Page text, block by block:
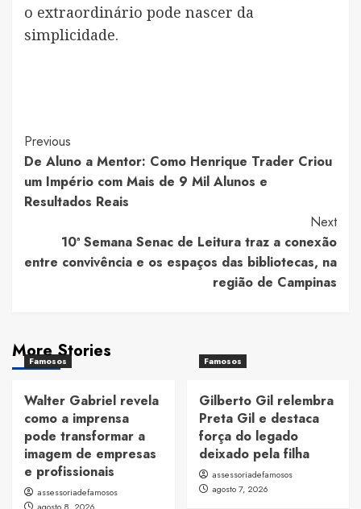
o extraordinário pode nascer da
simplicidade.
Post
Navigation
Previous
De Aluno a Mentor: Como Henrique Trader Criou
um Império com Mais de 9 Mil Alunos e
Resultados Reais
Next
10ª Semana Senac de Leitura traz a conexão
entre convivência e os espaços das bibliotecas, na
região de Campinas
More Stories
Famosos
Walter Gabriel revela
como a imprensa
pode transformar a
imagem de empresas
e profissionais
assessoriadefamosos
agosto 8, 2026
Famosos
Gilberto Gil relembra
Preta Gil e destaca
força do legado
deixado pela filha
assessoriadefamosos
agosto 7, 2026